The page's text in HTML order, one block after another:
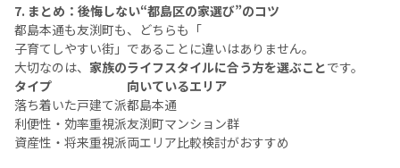
7. まとめ：後悔しない“都島区の家選び”のコツ
都島本通も友渕町も、どちらも「
子育てしやすい街」であることに違いはありません。
大切なのは、 家族のライフスタイルに合う方を選ぶことです。
タイプ
向いているエリア
落ち着いた戸建て派都島本通
利便性・効率重視派友渕町マンション群
資産性・将来重視派両エリア比較検討がおすすめ